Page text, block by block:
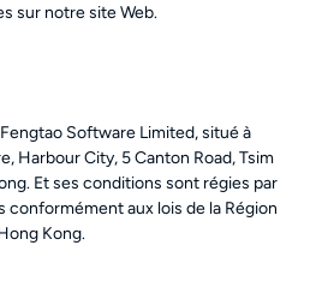
sur notre site Web.
Software Limited, situé à
Harbour City, 5 Canton Road, Tsim
Et ses conditions sont régies par
aux lois de la Région
Kong.